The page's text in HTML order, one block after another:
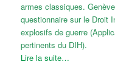
armes classiques.
questionnaire sur le Droit
explosifs de guerre
pertinents du DIH).
Lire la suite…